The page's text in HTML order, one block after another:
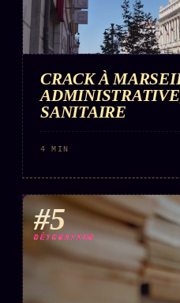
CRACK À
SANITAIRE
4 MIN
#5
DÉTONATION